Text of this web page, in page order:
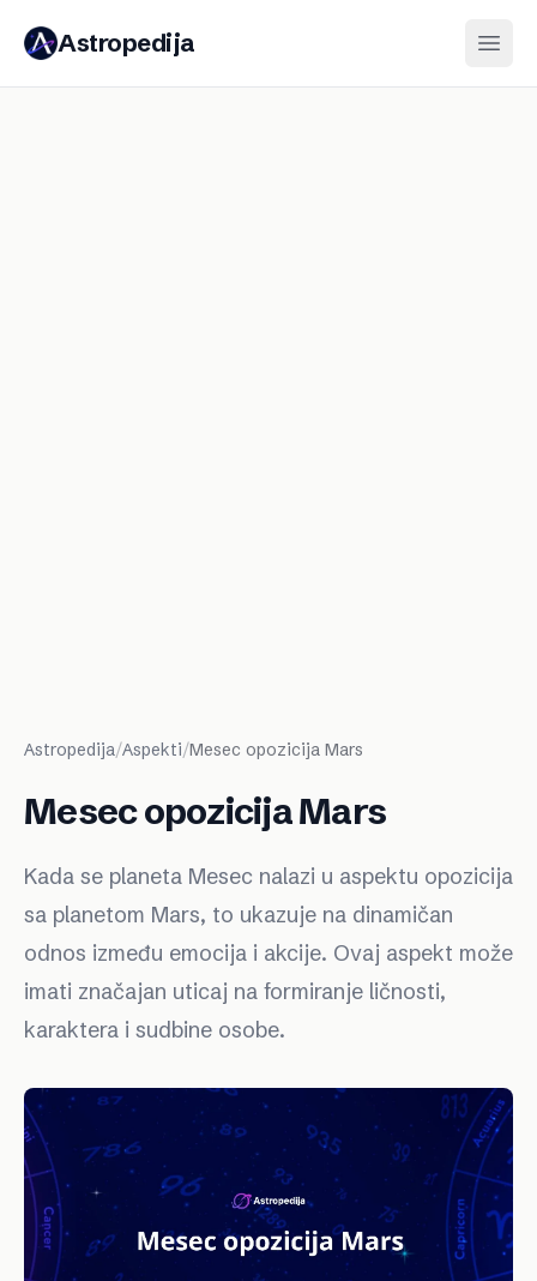
Astropedija
Astropedija/Aspekti/Mesec opozicija Mars
Mesec opozicija Mars
Kada se planeta Mesec nalazi u aspektu opozicija
sa planetom Mars, to ukazuje na dinamičan
odnos između emocija i akcije. Ovaj aspekt može
imati značajan uticaj na formiranje ličnosti,
karaktera i sudbine osobe.